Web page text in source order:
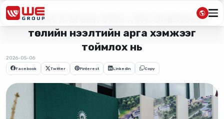
“Chuluut II Green Villa x We ClubHouse”
төслийн нээлтийн арга хэмжээг
тоймлох нь
2026-05-06
Facebook Twitter Pinterest Linkedin Copy